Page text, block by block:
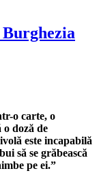
o carte, o
o doză de
este incapabilă
să se grăbească
pe ei.”